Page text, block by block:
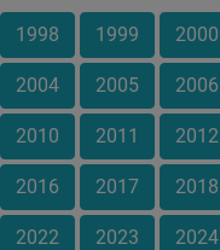
1998 1999 2000
2004 2005 2006
2010 2011 2012
2016 2017 2018
2022 2023 2024